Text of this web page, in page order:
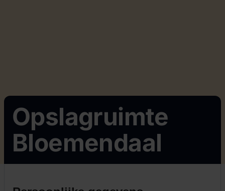
Opslagruimte
Bloemendaal